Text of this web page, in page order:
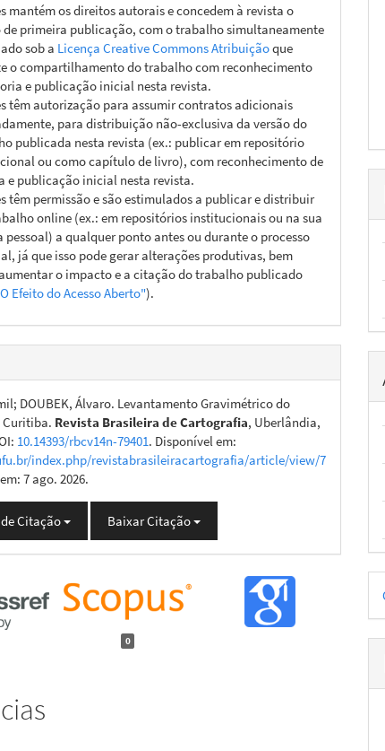
mantém os direitos autorais e concedem à revista o
primeira publicação, com o trabalho simultaneamente
sob a Licença Creative Commons Atribuiçãoque
o compartilhamento do trabalho com reconhecimento
e publicação inicial nesta revista.
têm autorização para assumir contratos adicionais
para distribuição não-exclusiva da versão do
publicada nesta revista (ex.: publicar em repositório
ou como capítulo de livro), com reconhecimento de
e publicação inicial nesta revista.
têm permissão e são estimulados a publicar e distribuir
online (ex.: em repositórios institucionais ou na sua
pessoal) a qualquer ponto antes ou durante o processo
já que isso pode gerar alterações produtivas, bem
o impacto e a citação do trabalho publicado
Efeito do Acesso Aberto").
DOUBEK, Álvaro. Levantamento Gravimétrico do
Curitiba. Revista Brasileira de Cartografia, Uberlândia,
10.14393/rbcv14n-79401. Disponível em:
index.php/revistabrasileiracartografia/article/view/7
7 ago. 2026.
Citação Baixar Citação
0